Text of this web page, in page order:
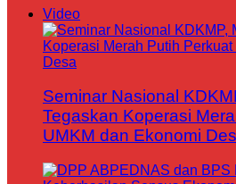
Video
Seminar Nasional
Tegaskan Koperasi
UMKM dan Ekonomi